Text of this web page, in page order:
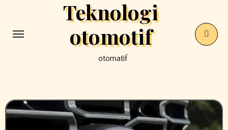
content
Teknologi
otomotif
otomatif